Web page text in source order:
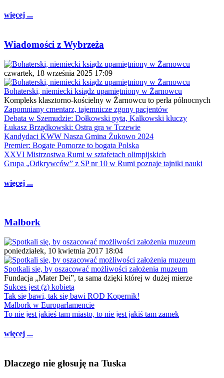
więcej ...
Wiadomości z Wybrzeża
czwartek, 18 września 2025 17:09
Bohaterski, niemiecki ksiądz upamiętniony w Żarnowcu
Kompleks klasztorno-kościelny w Żarnowcu to perła północnych
Zapomniany cmentarz, tajemnicze zgony pacjentów
Debata w Szemudzie: Dołkowski pyta, Kalkowski kluczy
Łukasz Brządkowski: Ostra gra w Tczewie
Kandydaci KWW Nasza Gmina Żukowo 2024
Premier: Bogate Pomorze to bogata Polska
XXVI Mistrzostwa Rumi w sztafetach olimpijskich
Grupa „Odkrywców” z SP nr 10 w Rumi poznaje tajniki nauki
więcej ...
Malbork
poniedziałek, 10 kwietnia 2017 18:04
Spotkali się, by oszacować możliwości założenia muzeum
Fundacja „Mater Dei”, ta sama dzięki której w dużej mierze
Sukces jest (z) kobietą
Tak się bawi, tak się bawi ROD Kopernik!
Malbork w Europarlamencie
To nie jest jakieś tam miasto, to nie jest jakiś tam zamek
więcej ...
Dlaczego nie głosuję na Tuska